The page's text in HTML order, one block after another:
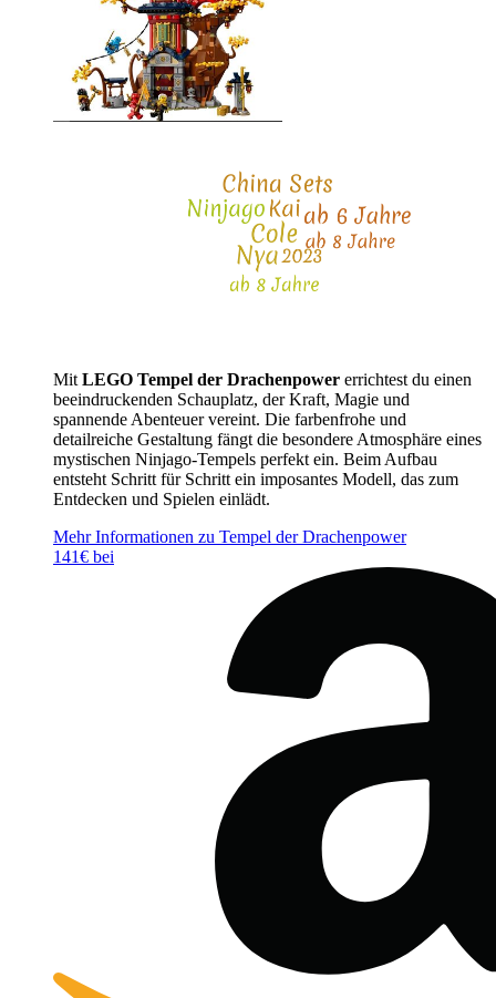
Mit LEGO Tempel der Drachenpower errichtest du einen
beeindruckenden Schauplatz, der Kraft, Magie und
spannende Abenteuer vereint. Die farbenfrohe und
detailreiche Gestaltung fängt die besondere Atmosphäre eines
mystischen Ninjago-Tempels perfekt ein. Beim Aufbau
entsteht Schritt für Schritt ein imposantes Modell, das zum
Entdecken und Spielen einlädt.
Mehr Informationen zu Tempel der Drachenpower
141€ bei